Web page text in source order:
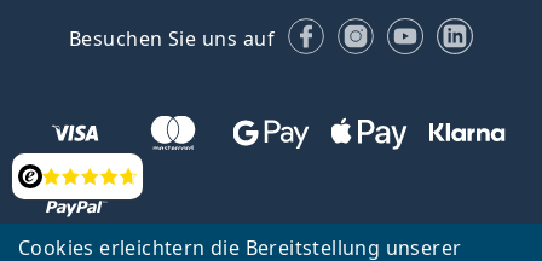
Cookies erleichtern die Bereitstellung unserer
Bewertung
Besuchen Sie uns auf FacebookInstagram
YouTube